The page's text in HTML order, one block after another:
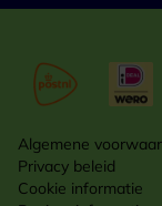
Algemene
Privacy beleid
Cookie informatie